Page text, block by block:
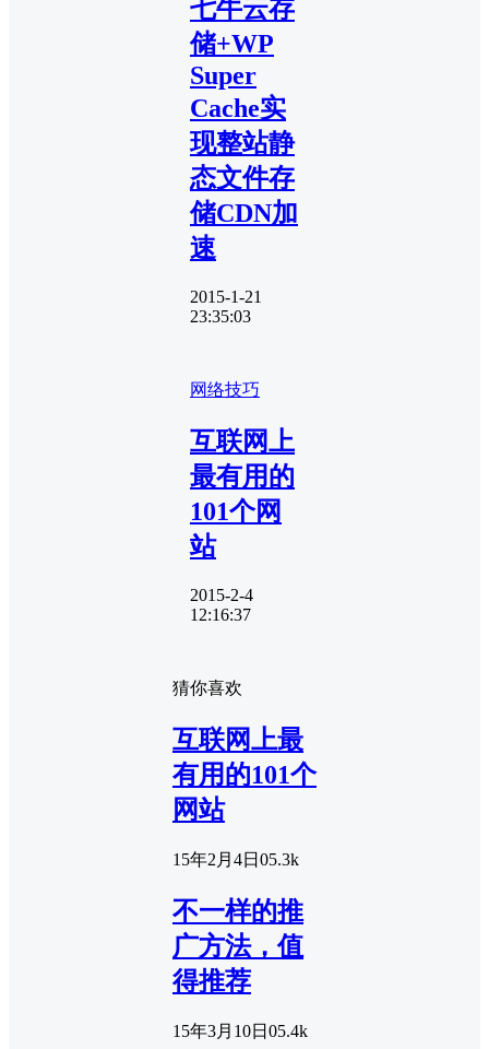
七牛云存
储+WP
Super
Cache实
现整站静
态文件存
储CDN加
速
2015-1-21
23:35:03
网络技巧
互联网上
最有用的
101个网
站
2015-2-4
12:16:37
猜你喜欢
互联网上最
有用的101个
网站
15年2月4日 05.3k
不一样的推
广方法，值
得推荐
15年3月10日 05.4k